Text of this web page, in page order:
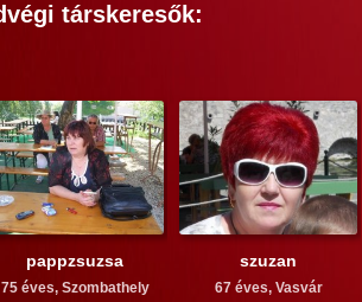
társkeresők:
pappzsuzsa
75 éves, Szombathely
szuzan
67 éves, Vasvár